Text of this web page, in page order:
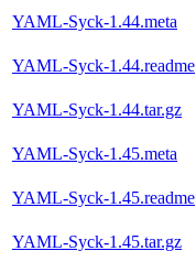
YAML-Syck-1.44.meta
YAML-Syck-1.44.readme
YAML-Syck-1.44.tar.gz
YAML-Syck-1.45.meta
YAML-Syck-1.45.readme
YAML-Syck-1.45.tar.gz